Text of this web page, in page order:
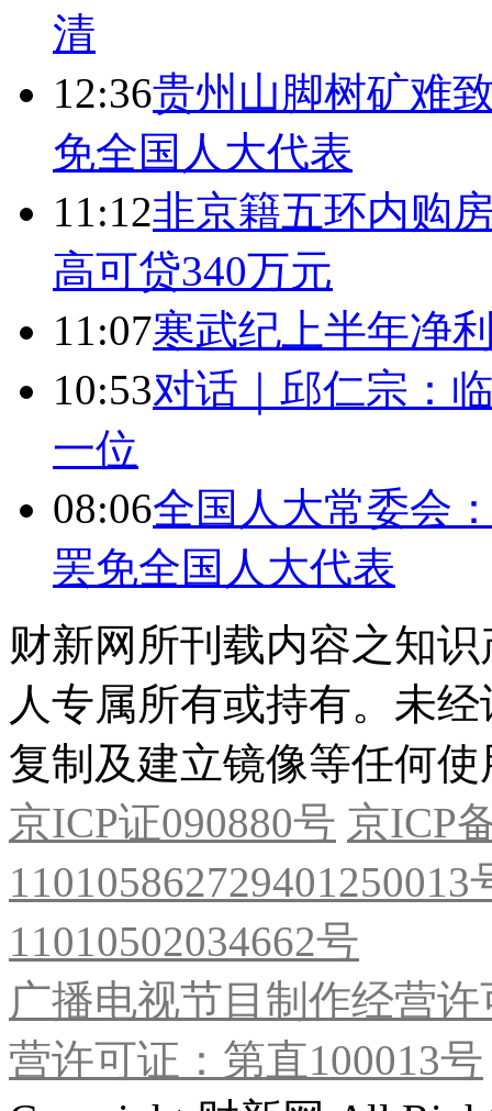
清
12:36贵州山脚树矿难
免全国人大代表
11:12非京籍五环内购
高可贷340万元
11:07寒武纪上半年净
10:53对话｜邱仁宗：
一位
08:06全国人大常委会
罢免全国人大代表
财新网所刊载内容之知
人专属所有或持有。未
复制及建立镜像等任何使
京ICP证090880号 京ICP
11010502034662号
广播电视节目制作经营
营许可证：第直100013号